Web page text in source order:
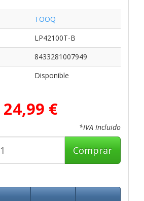
TOOQ
LP42100T-B
8433281007949
Disponible
24,99 €
*IVA Incluido
Comprar